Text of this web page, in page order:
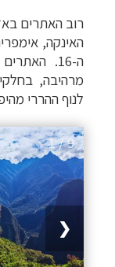
רוב האתרים
האינקה,
ה-16.
מרהיבה,
לנוף ההררי
1 / 9
❮